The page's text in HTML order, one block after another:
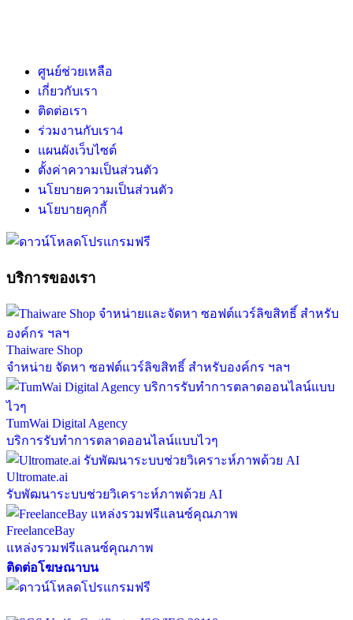
ศูนย์ช่วยเหลือ
เกี่ยวกับเรา
ติดต่อเรา
ร่วมงานกับเรา4
แผนผังเว็บไซต์
ตั้งค่าความเป็นส่วนตัว
นโยบายความเป็นส่วนตัว
นโยบายคุกกี้
บริการของเรา
Thaiware Shop
จำหน่าย จัดหา ซอฟต์แวร์ลิขสิทธิ์ สำหรับองค์กร ฯลฯ
TumWai Digital Agency
บริการรับทำการตลาดออนไลน์แบบไวๆ
Ultromate.ai
รับพัฒนาระบบช่วยวิเคราะห์ภาพด้วย AI
FreelanceBay
แหล่งรวมฟรีแลนซ์คุณภาพ
ติดต่อโฆษณาบน